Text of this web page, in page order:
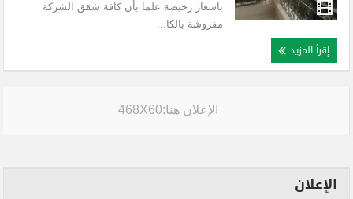
باسعار رخيصة علما بأن كافة شقق الشركة
مفروشة بالكا...
إقرأ المزيد
الإعلان هنا:468X60
الإعلان